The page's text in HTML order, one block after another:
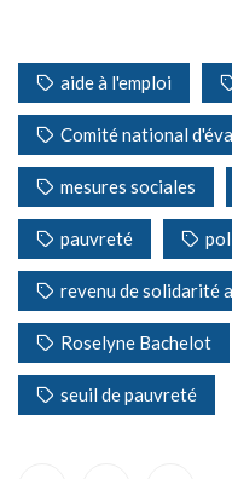
aide à l'emploi
Comité national
mesures sociales
pauvreté
revenu de solidarité
Roselyne Bachelot
seuil de pauvreté